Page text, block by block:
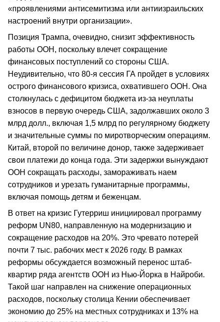
«проявлениями антисемитизма или антиизраильских
настроений внутри организации».
Позиция Трампа, очевидно, снизит эффективность
работы ООН, поскольку влечет сокращение
финансовых поступлений со стороны США.
Неудивительно, что 80-я сессия ГА пройдет в условиях
острого финансового кризиса, охватившего ООН. Она
столкнулась с дефицитом бюджета из-за неуплаты
взносов в первую очередь США, задолжавших около 3
млрд долл., включая 1,5 млрд по регулярному бюджету
и значительные суммы по миротворческим операциям.
Китай, второй по величине донор, также задерживает
свои платежи до конца года. Эти задержки вынуждают
ООН сокращать расходы, замораживать наем
сотрудников и урезать гуманитарные программы,
включая помощь детям и беженцам.
В ответ на кризис Гутерриш инициировал программу
реформ UN80, направленную на модернизацию и
сокращение расходов на 20%. Это чревато потерей
почти 7 тыс. рабочих мест к 2026 году. В рамках
реформы обсуждается возможный перенос штаб-
квартир ряда агентств ООН из Нью-Йорка в Найроби.
Такой шаг направлен на снижение операционных
расходов, поскольку столица Кении обеспечивает
экономию до 25% на местных сотрудниках и 13% на